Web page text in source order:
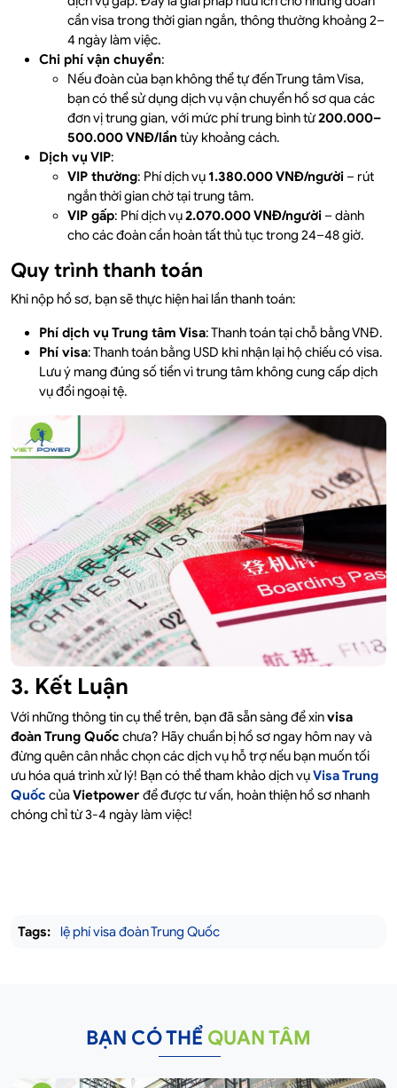
cần visa trong thời gian ngắn, thông thường khoảng 2–
4 ngày làm việc.
Chi phí vận chuyển:
Nếu đoàn của bạn không thể tự đến Trung tâm Visa,
bạn có thể sử dụng dịch vụ vận chuyển hồ sơ qua các
đơn vị trung gian, với mức phí trung bình từ200.000–
500.000 VNĐ/lần tùy khoảng cách.
Dịch vụ VIP:
VIP thường: Phí dịch vụ 1.380.000 VNĐ/người – rút
ngắn thời gian chờ tại trung tâm.
VIP gấp: Phí dịch vụ2.070.000 VNĐ/người – dành
cho các đoàn cần hoàn tất thủ tục trong 24–48 giờ.
Quy trình thanh toán
Khi nộp hồ sơ, bạn sẽ thực hiện hai lần thanh toán:
Phí dịch vụ Trung tâm Visa: Thanh toán tại chỗ bằng VNĐ.
Phí visa: Thanh toán bằng USD khi nhận lại hộ chiếu có visa.
Lưu ý mang đúng số tiền vì trung tâm không cung cấp dịch
vụ đổi ngoại tệ.
3. Kết Luận
Với những thông tin cụ thể trên, bạn đã sẵn sàng để xinvisa
đoàn Trung Quốc chưa? Hãy chuẩn bị hồ sơ ngay hôm nay và
đừng quên cân nhắc chọn các dịch vụ hỗ trợ nếu bạn muốn tối
ưu hóa quá trình xử lý! Bạn có thể tham khảo dịch vụVisa Trung
Quốc củaVietpower để được tư vấn, hoàn thiện hồ sơ nhanh
chóng chỉ từ 3-4 ngày làm việc!
Tags: lệ phí visa đoàn Trung Quốc
BẠN CÓ THỂ QUAN TÂM